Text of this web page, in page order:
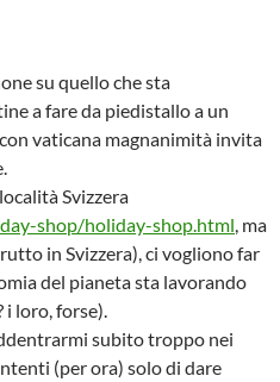
su quello che sta
a fare da piedistallo a un
vaticana magnanimità invita
Svizzera
shop/holiday-shop.html, ma
in Svizzera), ci vogliono far
del pianeta sta lavorando
i loro, forse).
subito troppo nei
(per ora) solo di dare